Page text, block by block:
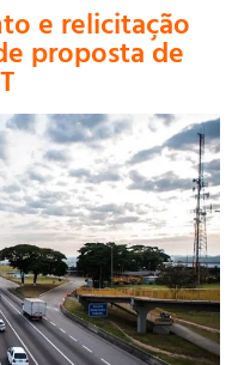
e relicitação
proposta de